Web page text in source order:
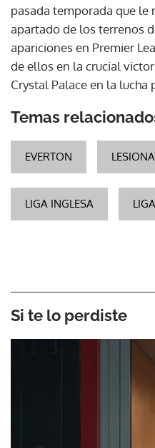
pasada temporada que le
apartado de los terrenos
apariciones en Premier
de ellos en la crucial
Crystal Palace en la lucha
Temas
EVERTON
LIGA INGLESA
Si te lo perdiste